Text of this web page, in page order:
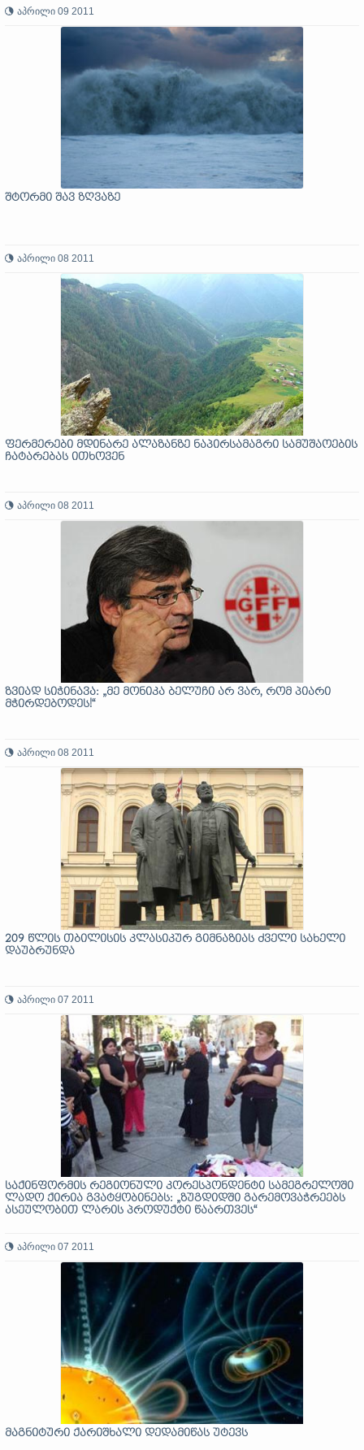
აპრილი 09 2011
შტორმი შავ ზღვაზე
აპრილი 08 2011
ფერმერები მდინარე ალაზანზე ნაპირსამაგრი სამუშაოების
ჩატარებას ითხოვენ
აპრილი 08 2011
ზვიად სიჭინავა: „მე მონიკა ბელუჩი არ ვარ, რომ პიარი
მჭირდებოდეს!“
აპრილი 08 2011
209 წლის თბილისის კლასიკურ გიმნაზიას ძველი სახელი
დაუბრუნდა
აპრილი 07 2011
საქინფორმის რეგიონული კორესპონდენტი სამეგრელოში
ლადო ქირია გვატყობინებს: „ზუგდიდში გარემოვაჭრეებს
ასეულობით ლარის პროდუქტი წაართვეს“
აპრილი 07 2011
მაგნიტური ქარიშხალი დედამიწას უტევს